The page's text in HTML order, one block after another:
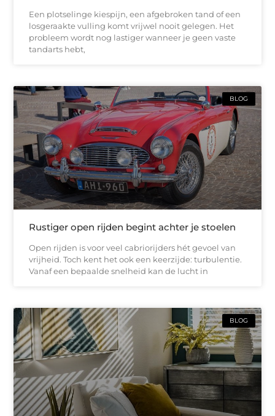
Een plotselinge kiespijn, een afgebroken tand of een
losgeraakte vulling komt vrijwel nooit gelegen. Het
probleem wordt nog lastiger wanneer je geen vaste
tandarts hebt,
BLOG
Rustiger open rijden begint achter je stoelen
Open rijden is voor veel cabriorijders hét gevoel van
vrijheid. Toch kent het ook een keerzijde: turbulentie.
Vanaf een bepaalde snelheid kan de lucht in
BLOG